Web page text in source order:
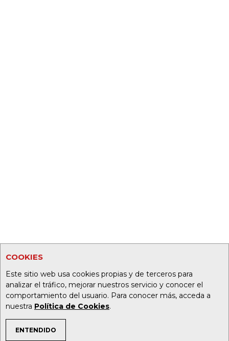
COOKIES
Este sitio web usa cookies propias y de terceros para
analizar el tráfico, mejorar nuestros servicio y conocer el
comportamiento del usuario. Para conocer más, acceda a
nuestra Política de Cookies.
ENTENDIDO
TEMAS DE INTERÉS